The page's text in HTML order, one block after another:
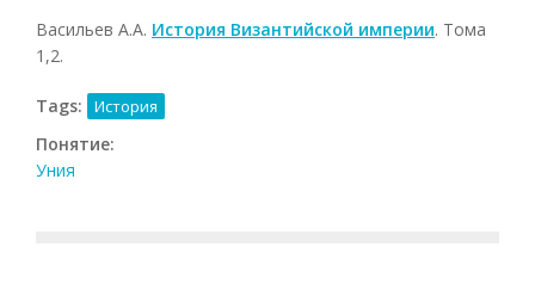
Васильев А.А. История Византийской империи. Тома
1,2.
Tags: История
Понятие:
Уния